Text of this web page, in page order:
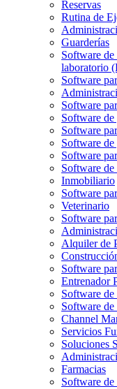
Reservas
Rutina de
Guarderías
Software de
laboratorio
Software
Software
Software de
Software
Software de
Software
Software
Inmobiliario
Software
Veterinario
Software
Alquiler de
Software
Entrenador
Software
Software
Channel
Servicios
Soluciones
Farmacias
Software